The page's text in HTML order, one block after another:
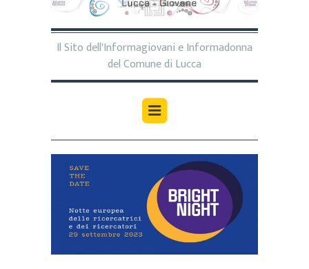
Il Sito dell'Informagiovani e Informadonna
del Comune di Lucca